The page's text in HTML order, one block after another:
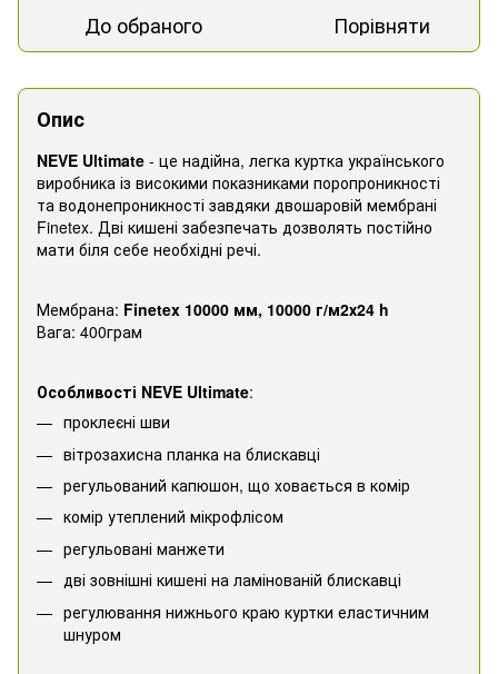
До обраного Порівняти
Опис
NEVE Ultimate - це надійна, легка куртка українського
виробника із високими показниками поропроникності
та водонепроникності завдяки двошаровій мембрані
Finetex. Дві кишені забезпечать дозволять постійно
мати біля себе необхідні речі.
Мембрана: Finetex 10000 мм, 10000 г/м2х24 h
Вага: 400грам
Особливості NEVE Ultimate:
проклеєні шви
вітрозахисна планка на блискавці
регульований капюшон, що ховається в комір
комір утеплений мікрофлісом
регульовані манжети
дві зовнішні кишені на ламінованій блискавці
регулювання нижнього краю куртки еластичним
шнуром